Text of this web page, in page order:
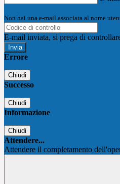
Non hai una e-mail associata al nome
E-mail inviata, si prega di
Errore
Chiudi
Successo
Chiudi
Informazione
Chiudi
Attendere...
Attendere il completamento